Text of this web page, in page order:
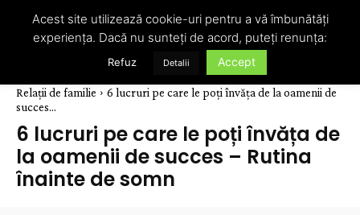
Relații de familie
6 lucruri pe care le poți învăța de la oamenii de
succes...
6 lucruri pe care le poți învăța de
la oamenii de succes – Rutina
înainte de somn
Acest site utilizează cookie-uri pentru a vă îmbunătăți
experiența. Dacă nu sunteți de acord, puteți renunța:
Refuz Detalii Accept